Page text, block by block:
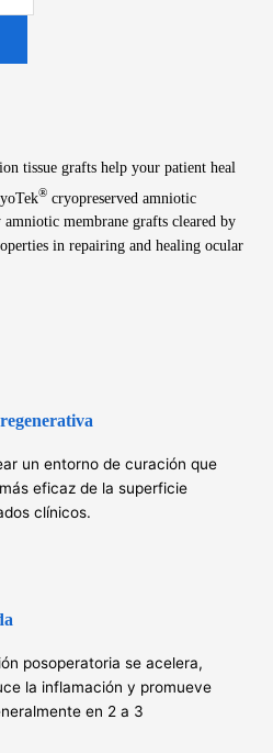
tissue grafts help your patient heal
® cryopreserved amniotic
membrane grafts cleared by
in repairing and healing ocular
un entorno de curación que
eficaz de la superficie
clínicos.
posoperatoria se acelera,
la inflamación y promueve
en 2 a 3